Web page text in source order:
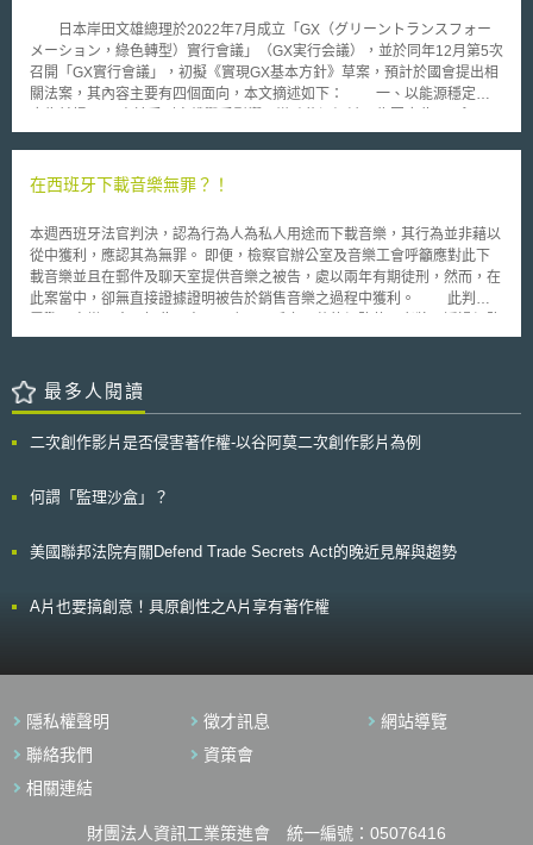
永續經營的目的，荷蘭政府已研議在相關的政策措施中，導入生質材料應符
合永續性的標準；而為落實此一政策構想，荷蘭政府委託智庫Cramer
Commission（該委員會以其主席Jacqueline Cramer的姓為名，Cramer女
士更在2007年2月成為荷蘭環境部長）進行相關研究。Cramer
Commission在今年4月向荷蘭政府正式提出「檢測生質材料是否符合永續
報告中提出發展生質燃料可能涉及的六大永續性議題分別：溫室氣體排放、
報告除針對此六大議題分別提出永續性思考外，並建議透過追蹤系統
過程予以監控，並對生質燃料公布嚴格的進口標準，作為生質燃料的作物，
其栽種方式必須經認證是不破壞環境，或所釋出的溫室氣體比節省得多，始
得進口。Cramer Commission並建議荷蘭政府設定在2020年前進口永續來
源的生質材料，並建議在此之前應有過渡措施。 關於生質燃料的環境
風險問題，目前在歐盟已開始有問題意識，歐盟也嘗試思考是否可能藉由綠
色認證制度之建立，確保非以永續方式製造的生質燃料，不得進入歐盟市
日本岸田文雄總理於2022年7月成立「GX（グリーントランスフォー
メーション，綠色轉型）實行會議」（GX実行会議），並於同年12月第5次
召開「GX實行會議」，初擬《實現GX基本方針》草案，預計於國會提出相
關法案，其內容主要有四個面向，本文摘述如下： 一、以能源穩定供
日本將透過轉換製造業之原料及燃料，推動節能、並以再生能源作為主要電
針對核電運轉年限部分進行修正。同時導入氫、氨之元素，用於發電、運
供給。 二、成長型碳定價構想之執行 為了達成國際公約和強化日
本產業競爭力，將採取以下措施： 1.為了綠色轉型，將於2023年發行
規模約20兆日圓之GX經濟移行債（GX経済移行債，暫稱），作為前期GX
投資之資金來源，將募集之資金優先投資於具備產業競爭力或經濟成長潛
力、能削減排放量之企業為對象。 2.預計於2023年分階段試行碳排放
由於各國紛紛推出碳中和政策，日本有必要為世界的脫碳做出貢獻，故針對
全球面向，將確立環保產品的國際評估標準方法，以及評估企業溫室氣體排
放量之削减，建構相關減排制度。而針對亞洲部分，日本作為技術開發的領
為協助化石燃料相關產業轉型成低碳產業，並確保在轉型過程中勞動力
提供相關諮詢及排放量計算之節能診斷等措施，協助中小企業進行脫碳。
在西班牙下載音樂無罪？！
本週西班牙法官判決，認為行為人為私人用途而下載音樂，其行為並非藉以
從中獲利，應認其為無罪。 即便，檢察官辦公室及音樂工會呼籲應對此下
載音樂並且在郵件及聊天室提供音樂之被告，處以兩年有期徒刑，然而，在
此案當中，卻無直接證據證明被告於銷售音樂之過程中獲利。 此判決
交換音樂而不會受到處罰。西班牙唱片工會聯盟 Promusicae 表示，他將對
也會因不同國家而有極大的差異。然而，大多數的歐洲國家傾向對此處以較
高的刑罰。就同為歐盟成員的芬蘭而言，上週便有 22 人因為非法分享電
用途而下載音樂之行為，據其司法院院長指出，則有待立法修正解決。
最多人閱讀
二次創作影片是否侵害著作權-以谷阿莫二次創作影片為例
何謂「監理沙盒」？
美國聯邦法院有關Defend Trade Secrets Act的晚近見解與趨勢
A片也要搞創意！具原創性之A片享有著作權
隱私權聲明 徵才訊息
網站導覽
聯絡我們
資策會
相關連結
財團法人資訊工業策進會 統一編號：05076416